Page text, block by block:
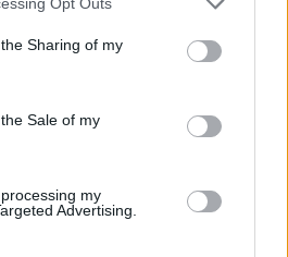
Sharing of my
Sale of my
my
Advertising.
osobných údajov
Odoslať